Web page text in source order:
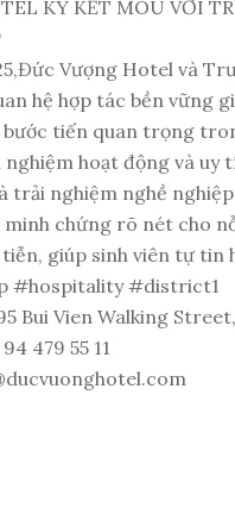
KÝ KẾT MOU VỚI
Vượng Hotel và
hệ hợp tác bền vững
bước tiến quan trọng
nghiệm hoạt động và
trải nghiệm nghề
minh chứng rõ nét cho
giúp sinh viên tự
#hospitality #district1
Bui Vien Walking
479 55 11